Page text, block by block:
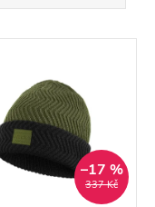
337 Kč
–17 %